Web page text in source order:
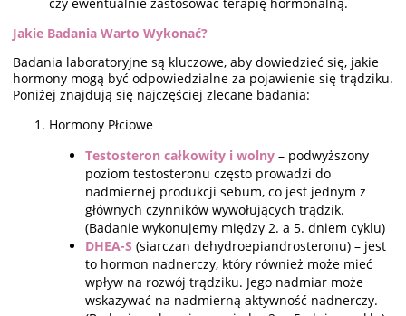
Jakie Badania Warto Wykonać?
Badania laboratoryjne są kluczowe, aby dowiedzieć się, jakie
hormony mogą być odpowiedzialne za pojawienie się trądziku.
Poniżej znajdują się najczęściej zlecane badania:
Hormony Płciowe
Testosteron całkowity i wolny – podwyższony
poziom testosteronu często prowadzi do
nadmiernej produkcji sebum, co jest jednym z
głównych czynników wywołujących trądzik.
(Badanie wykonujemy między 2. a 5. dniem cyklu)
DHEA-S (siarczan dehydroepiandrosteronu) – jest
to hormon nadnerczy, który również może mieć
wpływ na rozwój trądziku. Jego nadmiar może
wskazywać na nadmierną aktywność nadnerczy.